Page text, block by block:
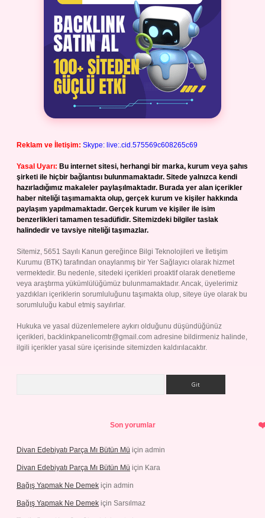
Reklam ve İletişim: Skype: live:.cid.575569c608265c69
Yasal Uyarı: Bu internet sitesi, herhangi bir marka, kurum veya şahıs
şirketi ile hiçbir bağlantısı bulunmamaktadır. Sitede yalnızca kendi
hazırladığımız makaleler paylaşılmaktadır. Burada yer alan içerikler
haber niteliği taşımamakta olup, gerçek kurum ve kişiler hakkında
paylaşım yapılmamaktadır. Gerçek kurum ve kişiler ile isim
benzerlikleri tamamen tesadüfidir. Sitemizdeki bilgiler taslak
halindedir ve tavsiye niteliği taşımazlar.
Sitemiz, 5651 Sayılı Kanun gereğince Bilgi Teknolojileri ve İletişim
Kurumu (BTK) tarafından onaylanmış bir Yer Sağlayıcı olarak hizmet
vermektedir. Bu nedenle, sitedeki içerikleri proaktif olarak denetleme
veya araştırma yükümlülüğümüz bulunmamaktadır. Ancak, üyelerimiz
yazdıkları içeriklerin sorumluluğunu taşımakta olup, siteye üye olarak bu
sorumluluğu kabul etmiş sayılırlar.
Hukuka ve yasal düzenlemelere aykırı olduğunu düşündüğünüz
içerikleri, backlinkpanelicomtr@gmail.com adresine bildirmeniz halinde,
ilgili içerikler yasal süre içerisinde sitemizden kaldırılacaktır.
Son yorumlar
Divan Edebiyatı Parça Mı Bütün Mü için admin
Divan Edebiyatı Parça Mı Bütün Mü için Kara
Bağış Yapmak Ne Demek için admin
Bağış Yapmak Ne Demek için Sarsılmaz